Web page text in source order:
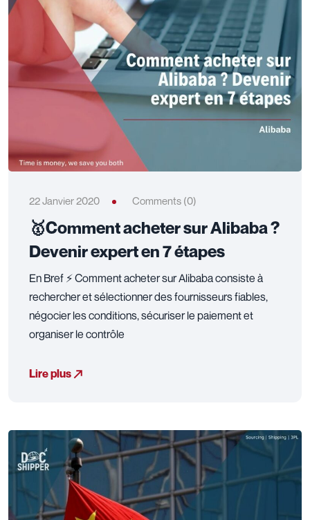
22 Janvier 2020 Comments (0)
🥇Comment acheter sur Alibaba ?
Devenir expert en 7 étapes
En Bref ⚡ Comment acheter sur Alibaba consiste à
rechercher et sélectionner des fournisseurs fiables,
négocier les conditions, sécuriser le paiement et
organiser le contrôle
Lire plus